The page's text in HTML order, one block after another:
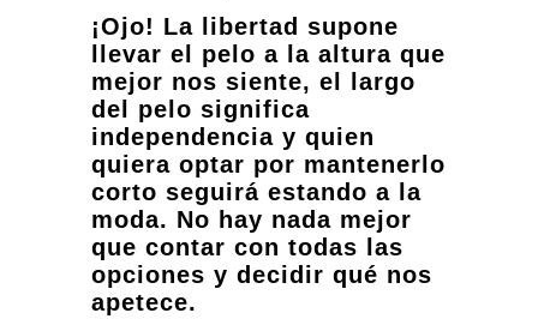
¡Ojo! La libertad supone
llevar el pelo a la altura que
mejor nos siente, el largo
del pelo significa
independencia y quien
quiera optar por mantenerlo
corto seguirá estando a la
moda. No hay nada mejor
que contar con todas las
opciones y decidir qué nos
apetece.